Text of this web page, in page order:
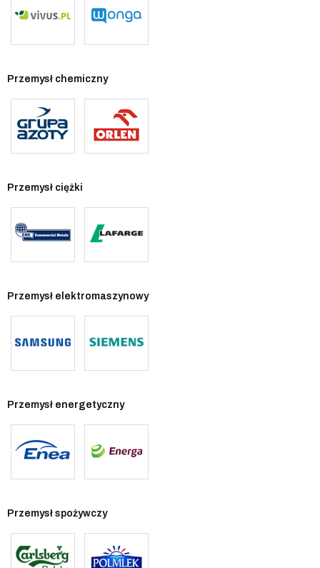
Przemysł chemiczny
Przemysł ciężki
Przemysł elektromaszynowy
Przemysł energetyczny
Przemysł spożywczy